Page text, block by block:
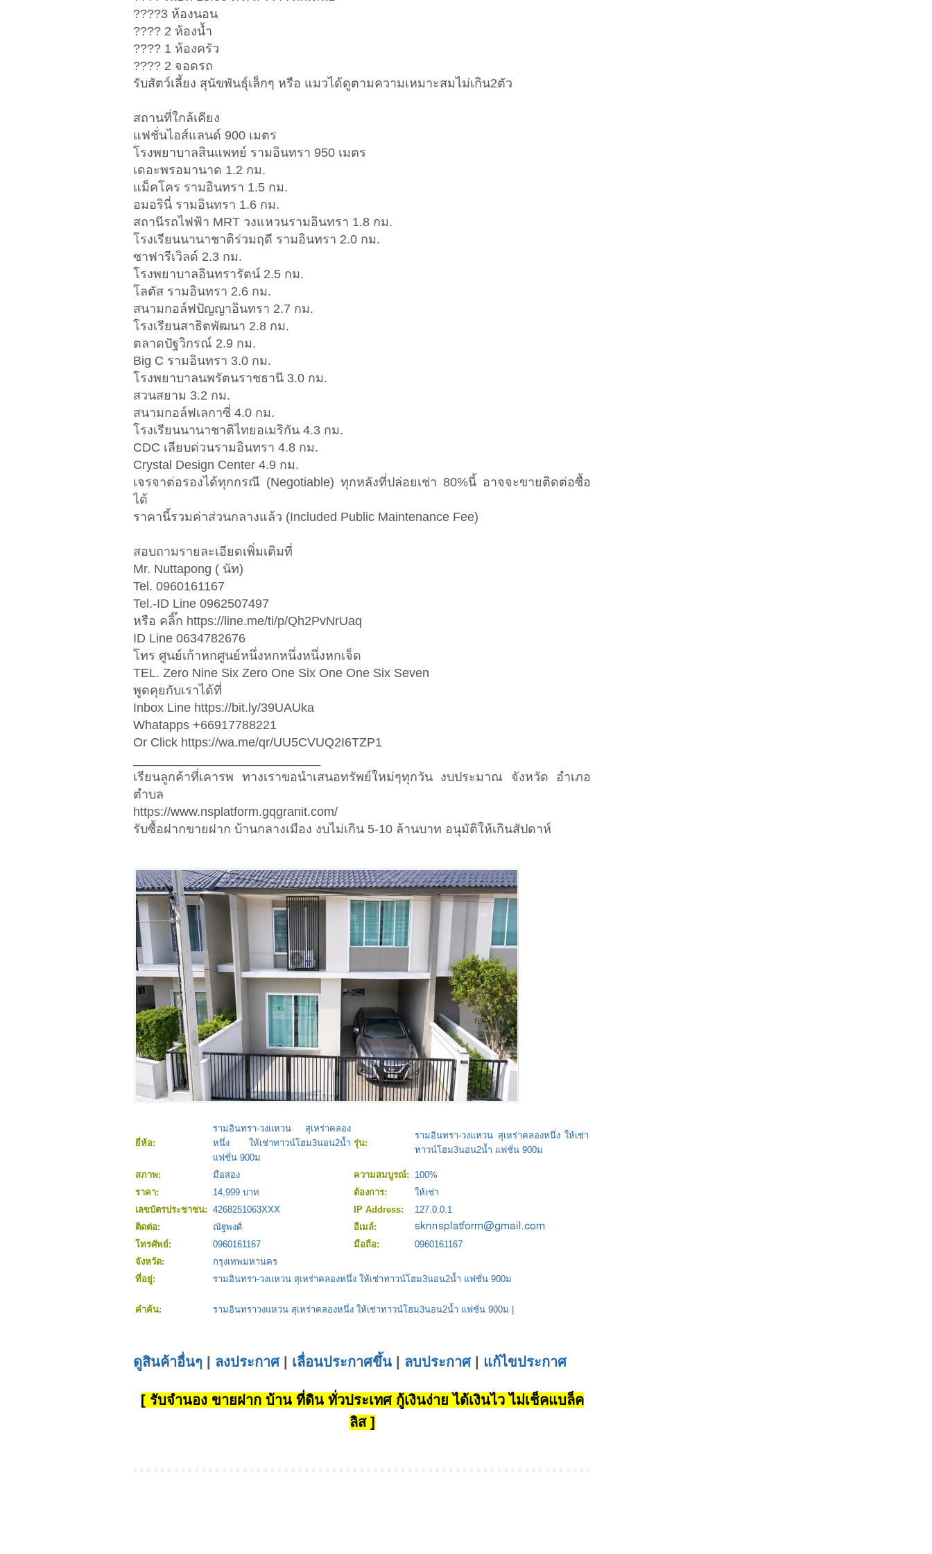
????3 ห้องนอน
???? 2 ห้องน้ำ
???? 1 ห้องครัว
???? 2 จอดรถ
รับสัตว์เลี้ยง สุนัขพันธุ์เล็กๆ หรือ แมวได้ดูตามความเหมาะสมไม่เกิน2ตัว
สถานที่ใกล้เคียง
แฟชั่นไอส์แลนด์ 900 เมตร
โรงพยาบาลสินแพทย์ รามอินทรา 950 เมตร
เดอะพรอมานาด 1.2 กม.
แม็คโคร รามอินทรา 1.5 กม.
อมอรินี่ รามอินทรา 1.6 กม.
สถานีรถไฟฟ้า MRT วงแหวนรามอินทรา 1.8 กม.
โรงเรียนนานาชาติร่วมฤดี รามอินทรา 2.0 กม.
ซาฟารีเวิลด์ 2.3 กม.
โรงพยาบาลอินทรารัตน์ 2.5 กม.
โลตัส รามอินทรา 2.6 กม.
สนามกอล์ฟปัญญาอินทรา 2.7 กม.
โรงเรียนสาธิตพัฒนา 2.8 กม.
ตลาดปัฐวิกรณ์ 2.9 กม.
Big C รามอินทรา 3.0 กม.
โรงพยาบาลนพรัตนราชธานี 3.0 กม.
สวนสยาม 3.2 กม.
สนามกอล์ฟเลกาซี่ 4.0 กม.
โรงเรียนนานาชาติไทยอเมริกัน 4.3 กม.
CDC เลียบด่วนรามอินทรา 4.8 กม.
Crystal Design Center 4.9 กม.
เจรจาต่อรองได้ทุกกรณี (Negotiable) ทุกหลังที่ปล่อยเช่า 80%นี้ อาจจะขายติดต่อซื้อ
ได้
ราคานี้รวมค่าส่วนกลางแล้ว (Included Public Maintenance Fee)
สอบถามรายละเอียดเพิ่มเติมที่
Mr. Nuttapong ( นัท)
Tel. 0960161167
Tel.-ID Line 0962507497
หรือ คลิ๊ก https://line.me/ti/p/Qh2PvNrUaq
ID Line 0634782676
โทร ศูนย์เก้าหกศูนย์หนึ่งหกหนึ่งหนึ่งหกเจ็ด
TEL. Zero Nine Six Zero One Six One One Six Seven
พูดคุยกับเราได้ที่
Inbox Line https://bit.ly/39UAUka
Whatapps +66917788221
Or Click https://wa.me/qr/UU5CVUQ2I6TZP1
เรียนลูกค้าที่เคารพ ทางเราขอนำเสนอทรัพย์ใหม่ๆทุกวัน งบประมาณ จังหวัด อำเภอ
ตำบล
https://www.nsplatform.gqgranit.com/
รับซื้อฝากขายฝาก บ้านกลางเมือง งบไม่เกิน 5-10 ล้านบาท อนุมัติให้เกินสัปดาห์
ยี่ห้อ:
รามอินทรา-วงแหวน สุเหร่าคลอง
หนึ่ง ให้เช่าทาวน์โฮม3นอน2น้ำ
แฟชั่น 900ม
รุ่น:
รามอินทรา-วงแหวน สุเหร่าคลองหนึ่ง ให้เช่า
ทาวน์โฮม3นอน2น้ำ แฟชั่น 900ม
สภาพ: มือสอง ความสมบูรณ์:
100%
ราคา:
14,999 บาท ต้องการ:
ให้เช่า
เลขบัตรประชาชน: 4268251063XXX IP Address:
127.0.0.1
ติดต่อ:
ณัฐพงศ์
อีเมล์:
โทรศัพย์:
0960161167 มือถือ:
0960161167
จังหวัด:
กรุงเทพมหานคร
ที่อยู่:
รามอินทรา-วงแหวน สุเหร่าคลองหนึ่ง ให้เช่าทาวน์โฮม3นอน2น้ำ แฟชั่น 900ม
คำค้น: รามอินทราวงแหวน สุเหร่าคลองหนึ่ง ให้เช่าทาวน์โฮม3นอน2น้ำ แฟชั่น 900ม
ดูสินค้าอื่นๆ ลงประกาศ| เลื่อนประกาศขึ้น ลบประกาศ| แก้ไขประกาศ
[ รับจำนอง ขายฝาก บ้าน ที่ดิน ทั่วประเทศ กู้เงินง่าย ได้เงินไว ไม่เช็คแบล็ค
ลิส ]